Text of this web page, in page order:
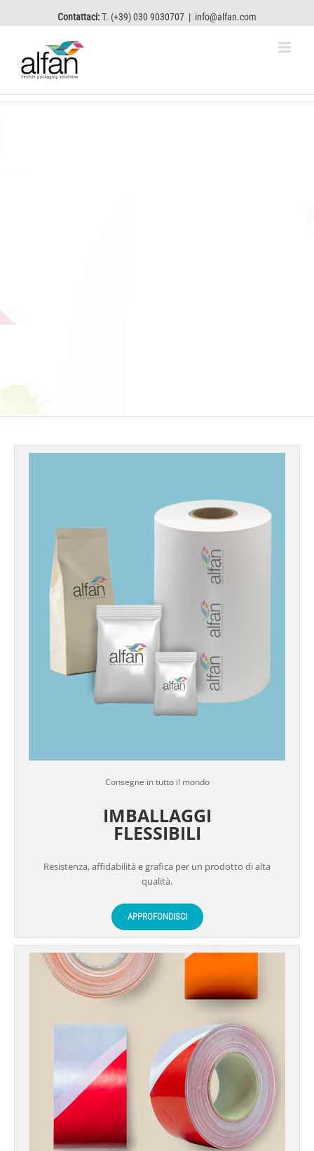
Contattaci:T. (+39) 030 9030707 | info@alfan.com
Consegne in tutto il mondo
IMBALLAGGI
FLESSIBILI
Resistenza, affidabilità e grafica per un prodotto di alta
qualità.
APPROFONDISCI